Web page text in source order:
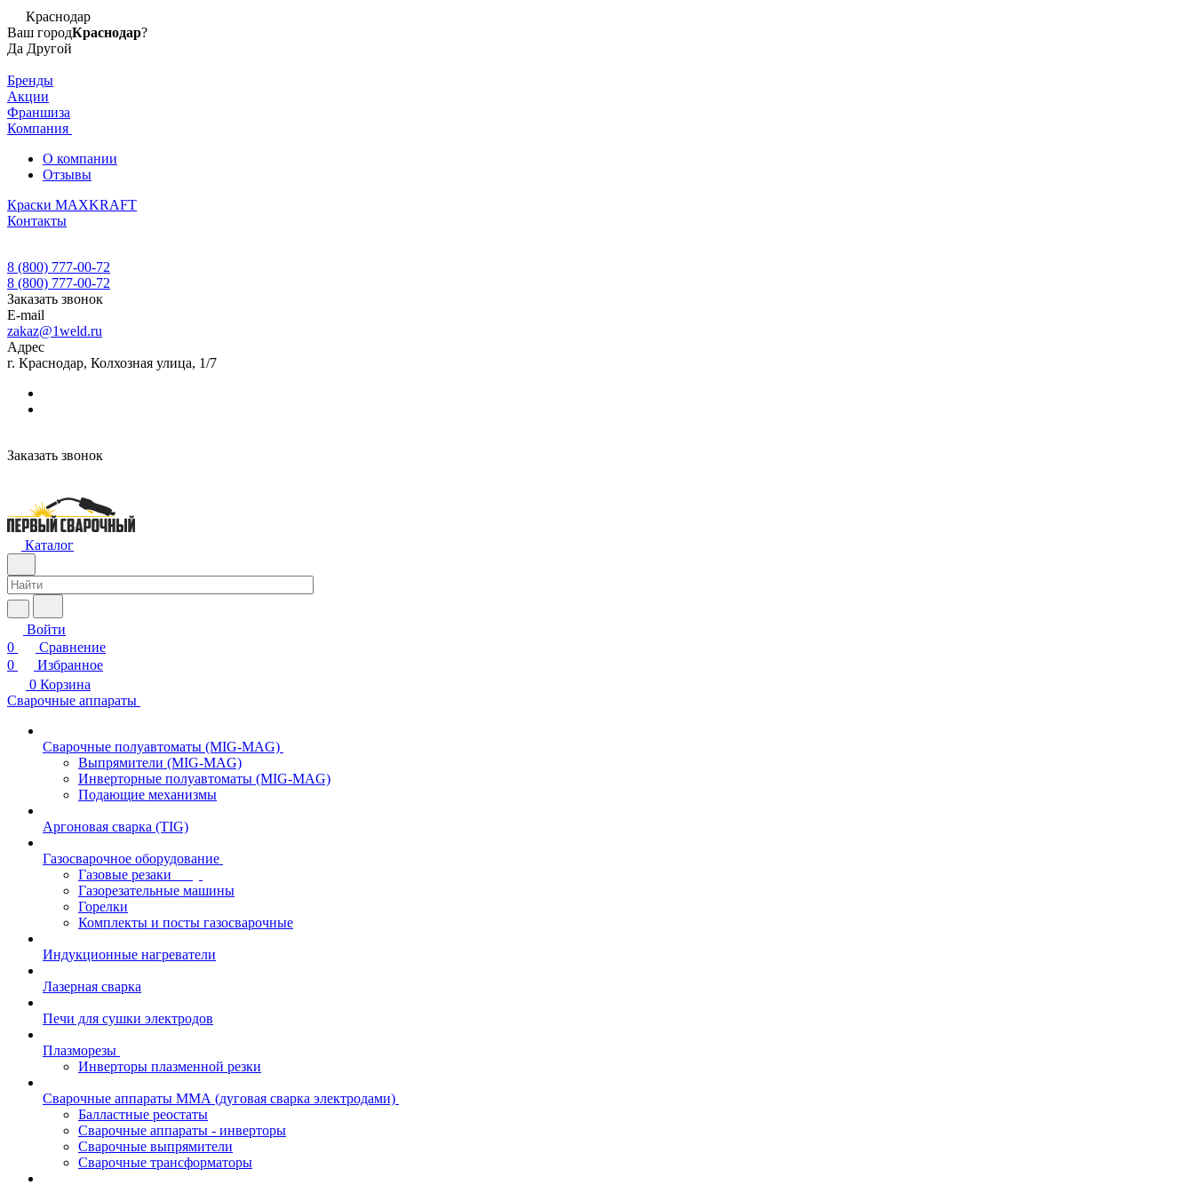
Краснодар
Ваш городКраснодар?
Да Другой
Бренды
Акции
Франшиза
Компания
О компании
Отзывы
Краски MAXKRAFT
Контакты
8 (800) 777-00-72
8 (800) 777-00-72
Заказать звонок
E-mail
zakaz@1weld.ru
Адрес
г. Краснодар, Колхозная улица, 1/7
Заказать звонок
Каталог
Войти
0
Сравнение
0
Избранное
0 Корзина
Сварочные аппараты
Сварочные полуавтоматы (MIG-MAG)
Выпрямители (MIG-MAG)
Инверторные полуавтоматы (MIG-MAG)
Подающие механизмы
Аргоновая сварка (TIG)
Газосварочное оборудование
Газовые резаки
Газорезательные машины
Горелки
Комплекты и посты газосварочные
Индукционные нагреватели
Лазерная сварка
Печи для сушки электродов
Плазморезы
Инверторы плазменной резки
Сварочные аппараты ММА (дуговая сварка электродами)
Балластные реостаты
Сварочные аппараты - инверторы
Сварочные выпрямители
Сварочные трансформаторы